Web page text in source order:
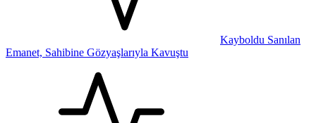
Kayboldu Sanılan
Emanet, Sahibine Gözyaşlarıyla Kavuştu